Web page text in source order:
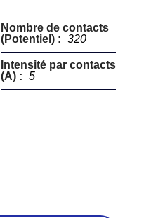
Nombre de contacts
(Potentiel) : 320
Intensité par contacts
(A) : 5